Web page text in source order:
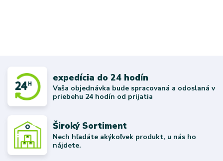
expedícia do 24 hodín
Vaša objednávka bude spracovaná a odoslaná v
priebehu 24 hodín od prijatia
Široký Sortiment
Nech hľadáte akýkoľvek produkt, u nás ho
nájdete.